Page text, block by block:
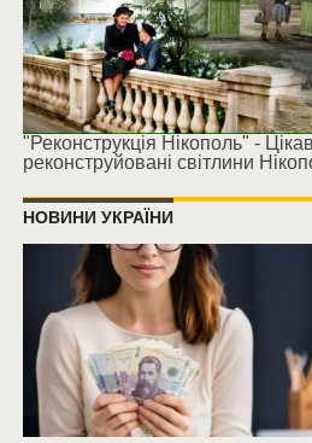
"Реконструкція Нікополь" -
реконструйовані світлини
НОВИНИ УКРАЇНИ